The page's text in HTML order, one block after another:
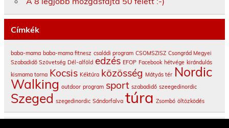
Címkék
baba-mama baba-mama fitnesz családi program CSOMSZISZ Csongrád Megyei
Szabadidő Szövetség Dél-alföld edzés EFOP Facebook hétvége kirándulás
kismama torna Kocsis Kéktúra közösség Mátyás tér Nordic
Walking outdoor program sport szabadidő szeegedinordic
Szeged szegedinordic Sándorfalva túra Zsombó öltözködés